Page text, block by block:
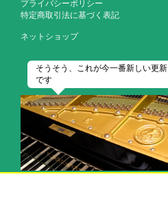
プライバシーポリシー
特定商取引法に基づく表記
ネットショップ
そうそう、これが今一番新しい更新
です